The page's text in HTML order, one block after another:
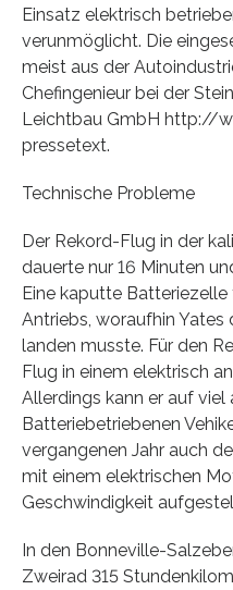
Einsatz elektrisch
verunmöglicht. Die
meist aus der
Chefingenieur bei der
Leichtbau GmbH http://
pressetext.
Technische Probleme
Der Rekord-Flug in der
dauerte nur 16 Minuten
Eine kaputte
Antriebs, woraufhin
landen musste. Für den
Flug in einem elektrisch
Allerdings kann er auf
Batteriebetriebenen
vergangenen Jahr auch
mit einem elektrischen
Geschwindigkeit
In den Bonneville-
Zweirad 315